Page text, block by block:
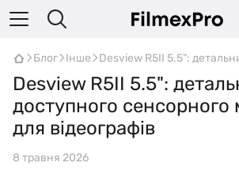
Блог Інше Desview R5II 5.5":
Desview R5II 5.5":
доступного сенсорного
для відеографів
8 травня 2026